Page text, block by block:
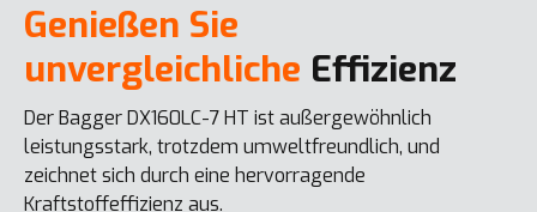
Genießen Sie
unvergleichliche Effizienz
Der Bagger DX160LC-7 HT ist außergewöhnlich
leistungsstark, trotzdem umweltfreundlich, und
zeichnet sich durch eine hervorragende
Kraftstoffeffizienz aus.